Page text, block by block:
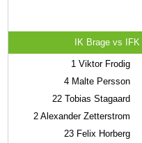
IK Brage vs
1 Viktor Frodig
4 Malte Persson
22 Tobias Stagaard
2 Alexander Zetterstrom
23 Felix Horberg